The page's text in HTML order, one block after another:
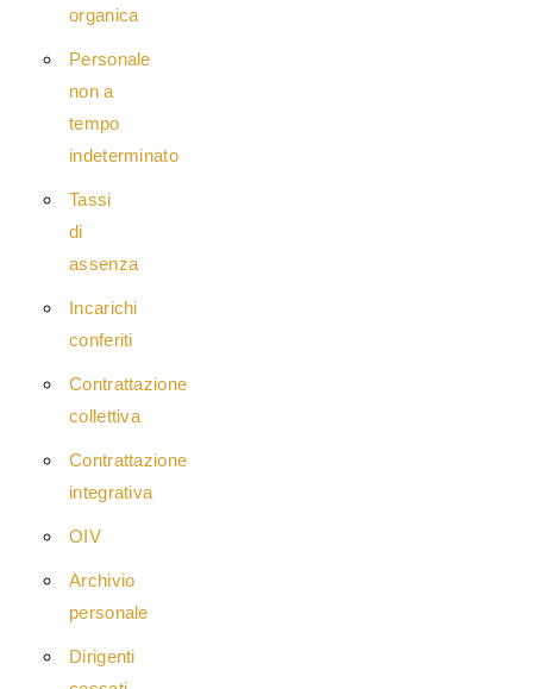
organica
Personale
non a
tempo
indeterminato
Tassi
di
assenza
Incarichi
conferiti
Contrattazione
collettiva
Contrattazione
integrativa
OIV
Archivio
personale
Dirigenti